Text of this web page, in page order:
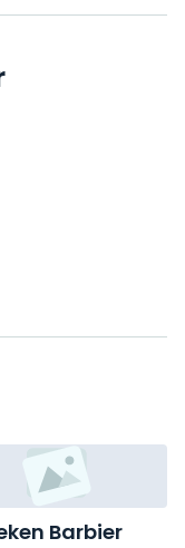
Barbier